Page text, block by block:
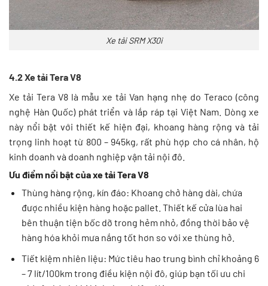
Xe tải SRM X30i
4.2 Xe tải Tera V8
Xe tải Tera V8 là mẫu xe tải Van hạng nhẹ do Teraco (công
nghệ Hàn Quốc) phát triển và lắp ráp tại Việt Nam. Dòng xe
này nổi bật với thiết kế hiện đại, khoang hàng rộng và tải
trọng linh hoạt từ 800 – 945kg, rất phù hợp cho cá nhân, hộ
kinh doanh và doanh nghiệp vận tải nội đô.
Ưu điểm nổi bật của xe tải Tera V8
Thùng hàng rộng, kín đáo: Khoang chở hàng dài, chứa
được nhiều kiện hàng hoặc pallet. Thiết kế cửa lùa hai
bên thuận tiện bốc dỡ trong hẻm nhỏ, đồng thời bảo vệ
hàng hóa khỏi mưa nắng tốt hơn so với xe thùng hở.
Tiết kiệm nhiên liệu: Mức tiêu hao trung bình chỉ khoảng 6
– 7 lít/100km trong điều kiện nội đô, giúp bạn tối ưu chi